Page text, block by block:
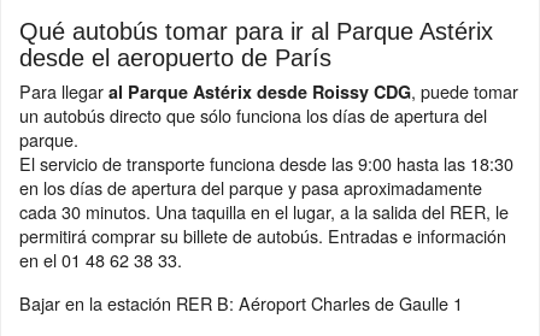
Qué autobús tomar para ir al Parque Astérix
desde el aeropuerto de París
Para llegar al Parque Astérix desde Roissy CDG, puede tomar
un autobús directo que sólo funciona los días de apertura del
parque.
El servicio de transporte funciona desde las 9:00 hasta las 18:30
en los días de apertura del parque y pasa aproximadamente
cada 30 minutos. Una taquilla en el lugar, a la salida del RER, le
permitirá comprar su billete de autobús. Entradas e información
en el 01 48 62 38 33.
Bajar en la estación RER B: Aéroport Charles de Gaulle 1